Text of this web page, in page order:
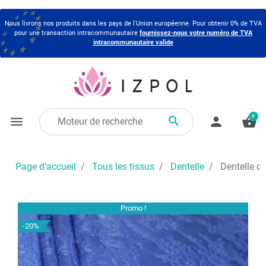
Nous livrons nos produits dans les pays de l'Union européenne. Pour obtenir 0% de TVA
pour une transaction intracommunautaire fournissez-nous votre numéro de TVA
intracommunautaire valide
menu  person shopping_basket
0
Page d’accueil Tous les tissus Dentelle Dentelle
Promo !
-20%